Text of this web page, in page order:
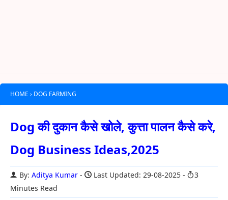
HOME › DOG FARMING
Dog की दुकान कैसे खोले, कुत्ता पालन कैसे करे,
Dog Business Ideas,2025
By: Aditya Kumar Last Updated: 29-08-2025
3
Minutes Read